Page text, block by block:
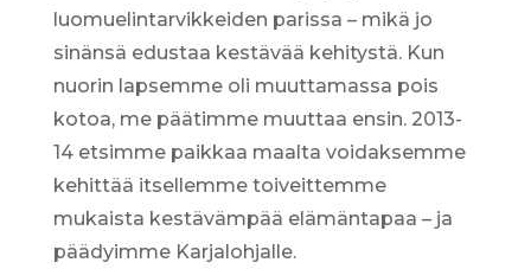
luomuelintarvikkeiden parissa – mikä jo
sinänsä edustaa kestävää kehitystä. Kun
nuorin lapsemme oli muuttamassa pois
kotoa, me päätimme muuttaa ensin. 2013-
14 etsimme paikkaa maalta voidaksemme
kehittää itsellemme toiveittemme
mukaista kestävämpää elämäntapaa – ja
päädyimme Karjalohjalle.